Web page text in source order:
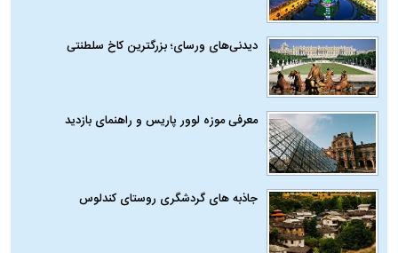
دیدنی‌های ورسای؛ بزرگترین کاخ سلطنتی
معرفی موزه لوور پاریس و راهنمای بازدید
جاذبه های گردشگری روستای کندلوس